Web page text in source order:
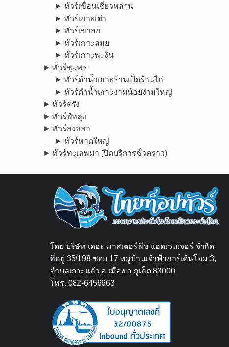
► ทัวร์เขื่อนเชี่ยวหลาน
► ทัวร์เกาะเต่า
► ทัวร์เขาสก
► ทัวร์เกาะสมุย
► ทัวร์เกาะพะงัน
► ทัวร์ชุมพร
► ทัวร์ดำน้ำเกาะร้านเป็ดร้านไก่
► ทัวร์ดำน้ำเกาะง่ามน้อยง่ามใหญ่
► ทัวร์ตรัง
► ทัวร์พัทลุง
► ทัวร์สงขลา
► ทัวร์หาดใหญ่
► ทัวร์ทะเลพม่า (ปิดบริการชั่วคราว)
โดย บริษัท เดอะ มาสเตอร์พีช แอดเวนเจอร์ จำกัด
ที่อยู่ 35/198 ซอย 17 หมู่บ้านเจ้าฟ้าการ์เด้นโฮม 3,
ตำบลเกาะแก้ว อ.เมือง จ.ภูเก็ต 83000
โทร. 082-6456663